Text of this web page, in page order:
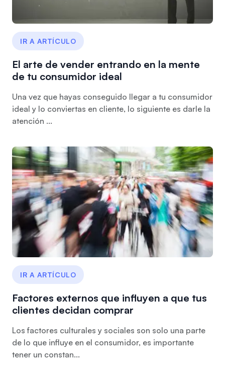
IR A ARTÍCULO
El arte de vender entrando en la mente
de tu consumidor ideal
Una vez que hayas conseguido llegar a tu consumidor
ideal y lo conviertas en cliente, lo siguiente es darle la
atención ...
IR A ARTÍCULO
Factores externos que influyen a que tus
clientes decidan comprar
Los factores culturales y sociales son solo una parte
de lo que influye en el consumidor, es importante
tener un constan...